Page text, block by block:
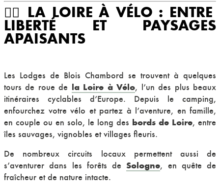
🚴‍♂️ LA LOIRE À VÉLO : ENTRE
LIBERTÉ ET PAYSAGES
APAISANTS
Les Lodges de Blois Chambord se trouvent à quelques
tours de roue de la Loire à Vélo, l’un des plus beaux
itinéraires cyclables d’Europe. Depuis le camping,
enfourchez votre vélo et partez à l’aventure, en famille,
en couple ou en solo, le long des bords de Loire, entre
îles sauvages, vignobles et villages fleuris.
De nombreux circuits locaux permettent aussi de
s’aventurer dans les forêts de Sologne, en quête de
fraîcheur et de nature intacte.